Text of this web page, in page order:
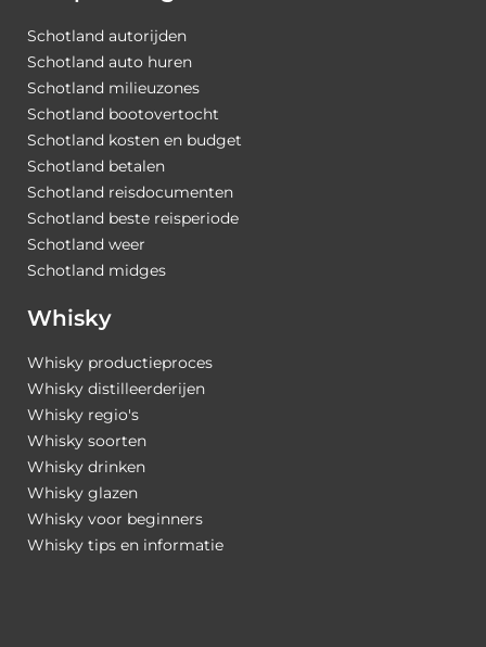
Schotland autorijden
Schotland auto huren
Schotland milieuzones
Schotland bootovertocht
Schotland kosten en budget
Schotland betalen
Schotland reisdocumenten
Schotland beste reisperiode
Schotland weer
Schotland midges
Whisky
Whisky productieproces
Whisky distilleerderijen
Whisky regio's
Whisky soorten
Whisky drinken
Whisky glazen
Whisky voor beginners
Whisky tips en informatie